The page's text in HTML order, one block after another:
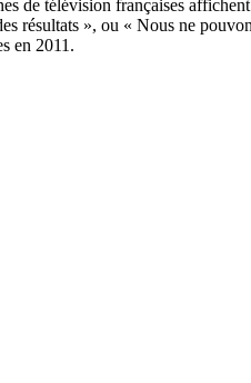
de télévision françaises
résultats », ou « Nous ne
en 2011.